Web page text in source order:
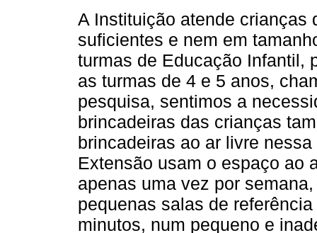
A Instituição atende crianças
suficientes e nem em
turmas de Educação Infantil,
as turmas de 4 e 5 anos,
pesquisa, sentimos a
brincadeiras das crianças
brincadeiras ao ar livre
Extensão usam o espaço ao
apenas uma vez por
pequenas salas de
minutos, num pequeno e